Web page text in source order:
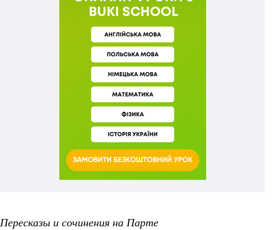
Пересказы и сочинения на Парте